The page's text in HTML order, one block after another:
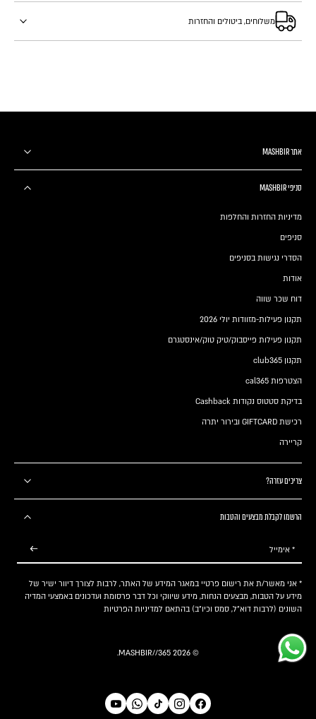
משלוחים, ביטולים והחזרות
אתר MASHBIR
סניפי MASHBIR
מדיניות החזרות והחלפות
סניפים
הסדרי נגישות בסניפים
אודות
דוח שכר שווה
תקנון פעילות-מזוודות יולי 2026
תקנון פעילות פייסבוק/טיק טוק/אינסטגרם
תקנון club365
הצטרפות cal365
בדיקת סטטוס נקודות Cashback
רכישת GIFTCARD ובירור יתרה
קריירה
צריכים עזרה?
הרשמו לקבלת מבצעים והטבות
* אימייל
* אני מאשר/ת את רישום פרטיי במאגר המידע של האתר, לרבות לצורך דיוור ישיר של
מידע על הטבות, מבצעים הנחות, מידע שיווקי וכל דבר פרסומת ועדכונים באמצעי המדיה
השונים (לרבות דוא"ל, סמס וכיו"ב) בהתאם למדיניות הפרטיות
© 2026
MASHBIR//365
.